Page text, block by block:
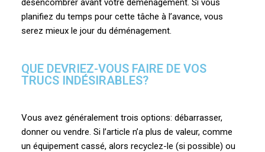
désencombrer avant votre déménagement. Si vous
planifiez du temps pour cette tâche à l’avance, vous
serez mieux le jour du déménagement.
QUE DEVRIEZ-VOUS FAIRE DE VOS
TRUCS INDÉSIRABLES?
Vous avez généralement trois options: débarrasser,
donner ou vendre. Si l’article n’a plus de valeur, comme
un équipement cassé, alors recyclez-le (si possible) ou